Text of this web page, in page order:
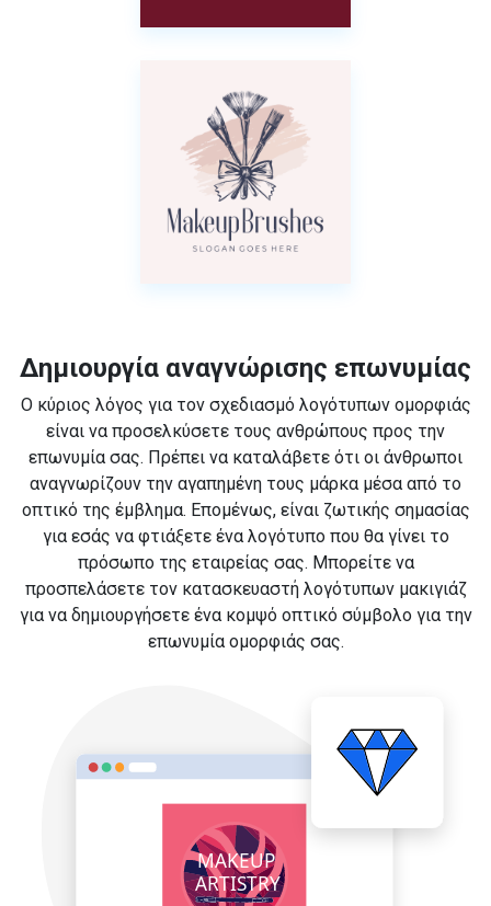
Δημιουργία αναγνώρισης επωνυμίας
Ο κύριος λόγος για τον σχεδιασμό λογότυπων ομορφιάς
είναι να προσελκύσετε τους ανθρώπους προς την
επωνυμία σας. Πρέπει να καταλάβετε ότι οι άνθρωποι
αναγνωρίζουν την αγαπημένη τους μάρκα μέσα από το
οπτικό της έμβλημα. Επομένως, είναι ζωτικής σημασίας
για εσάς να φτιάξετε ένα λογότυπο που θα γίνει το
πρόσωπο της εταιρείας σας. Μπορείτε να
προσπελάσετε τον κατασκευαστή λογότυπων μακιγιάζ
για να δημιουργήσετε ένα κομψό οπτικό σύμβολο για την
επωνυμία ομορφιάς σας.